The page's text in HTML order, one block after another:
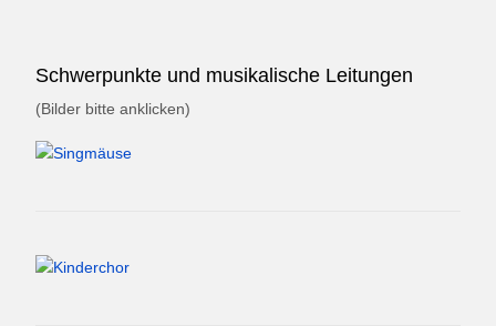
Schwerpunkte und musikalische Leitungen
(Bilder bitte anklicken)